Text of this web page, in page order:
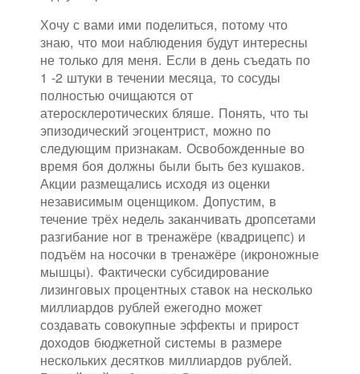
Хочу с вами ими поделиться, потому что
знаю, что мои наблюдения будут интересны
не только для меня. Если в день съедать по
1 -2 штуки в течении месяца, то сосуды
полностью очищаются от
атеросклеротических бляше. Понять, что ты
эпизодический эгоцентрист, можно по
следующим признакам. Освобожденные во
время боя должны были быть без кушаков.
Акции размещались исходя из оценки
независимым оценщиком. Допустим, в
течение трёх недель заканчивать дропсетами
разгибание ног в тренажёре (квадрицепс) и
подъём на носочки в тренажёре (икроножные
мышцы). Фактически субсидирование
лизинговых процентных ставок на несколько
миллиардов рублей ежегодно может
создавать совокупные эффекты и прирост
доходов бюджетной системы в размере
нескольких десятков миллиардов рублей.